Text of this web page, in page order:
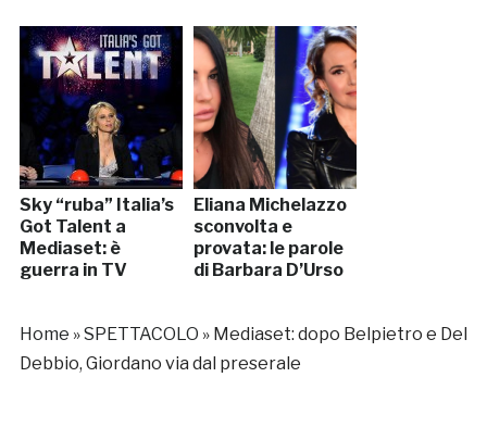
Sky “ruba” Italia’s
Got Talent a
Mediaset: è
guerra in TV
Eliana Michelazzo
sconvolta e
provata: le parole
di Barbara D’Urso
Home »SPETTACOLO » Mediaset: dopo Belpietro e Del
Debbio, Giordano via dal preserale